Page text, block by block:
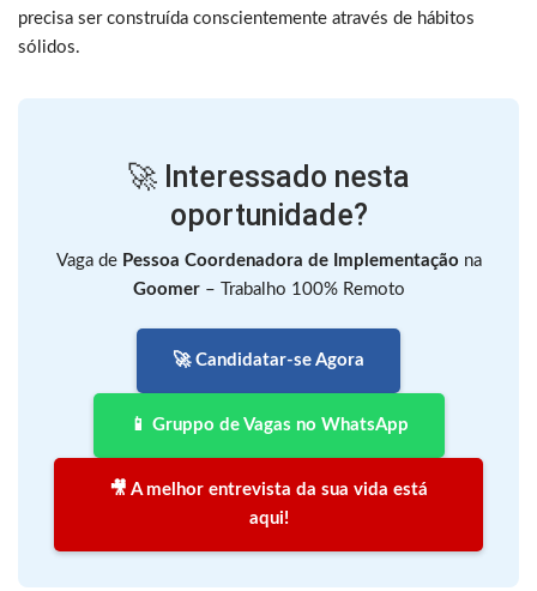
precisa ser construída conscientemente através de hábitos
sólidos.
🚀 Interessado nesta
oportunidade?
Vaga de Pessoa Coordenadora de Implementação na
Goomer– Trabalho 100% Remoto
🚀 Candidatar-se Agora
📱 Gruppo de Vagas no WhatsApp
🎥 A melhor entrevista da sua vida está
aqui!